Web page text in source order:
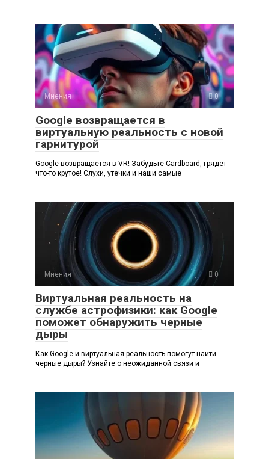
Мнения 0
Google возвращается в
виртуальную реальность с новой
гарнитурой
Google возвращается в VR! Забудьте Cardboard, грядет
что-то крутое! Слухи, утечки и наши самые
Мнения 0
Виртуальная реальность на
службе астрофизики: как Google
поможет обнаружить черные
дыры
Как Google и виртуальная реальность помогут найти
черные дыры? Узнайте о неожиданной связи и